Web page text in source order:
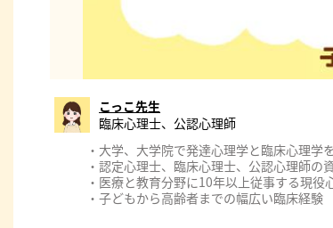
こっこ先生
臨床心理士、公認心理師
・大学、大学院で発達心理学と臨床心理学
・認定心理士、臨床心理士、公認心理師の
・医療と教育分野に10年以上従事する現役
・子どもから高齢者までの幅広い臨床経験
・厚生労働省認可のもと公認心理師実習指